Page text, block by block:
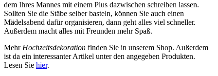
dem Ihres Mannes mit einem Plus dazwischen schreiben lassen.
Sollten Sie die Stäbe selber basteln, können Sie auch einen
Mädelsabend dafür organisieren, dann geht alles viel schneller.
Außerdem macht alles mit Freunden mehr Spaß.
Mehr Hochzeitsdekoration finden Sie in unserem Shop. Außerdem
ist da ein interessanter Artikel unter den angegeben Produkten.
Lesen Sie hier.